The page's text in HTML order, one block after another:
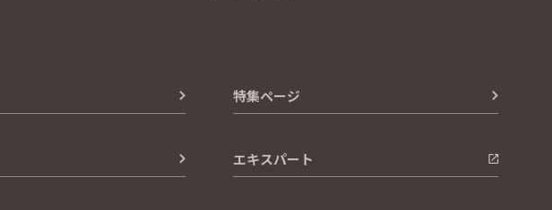
特集ページ
エキスパート